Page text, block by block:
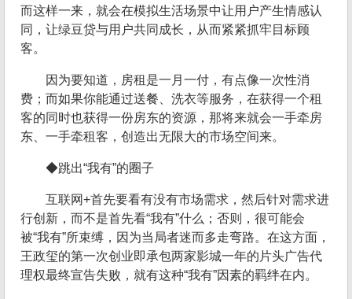
而这样一来，就会在模拟生活场景中让用户产生情感认
同，让绿豆贷与用户共同成长，从而紧紧抓牢目标顾
客。
因为要知道，房租是一月一付，有点像一次性消
费；而如果你能通过送餐、洗衣等服务，在获得一个租
客的同时也获得一份房东的资源，那将来就会一手牵房
东、一手牵租客，创造出无限大的市场空间来。
◆跳出“我有”的圈子
互联网+首先要看有没有市场需求，然后针对需求进
行创新，而不是首先看“我有”什么；否则，很可能会
被“我有”所束缚，因为当局者迷而多走弯路。在这方面，
王政玺的第一次创业即承包两家影城一年的片头广告代
理权最终宣告失败，就有这种“我有”因素的羁绊在内。